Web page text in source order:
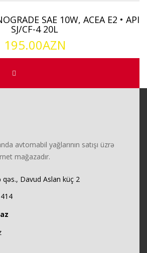
SAE 10W, ACEA E2 • API
SJ/CF-4 20L
195.00AZN
avtomabil yağlarının satışı üzrə
mağazadır.
qəs., Davud Aslan küç 2